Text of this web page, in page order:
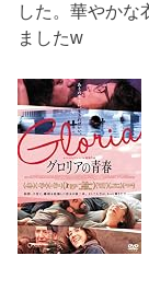
した。華やかな
ましたw